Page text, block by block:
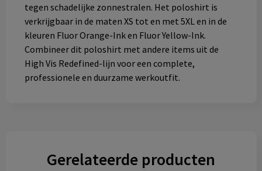
tegen schadelijke zonnestralen. Het poloshirt is
verkrijgbaar in de maten XS tot en met 5XL en in de
kleuren Fluor Orange-Ink en Fluor Yellow-Ink.
Combineer dit poloshirt met andere items uit de
High Vis Redefined-lijn voor een complete,
professionele en duurzame werkoutfit.
Gerelateerde producten